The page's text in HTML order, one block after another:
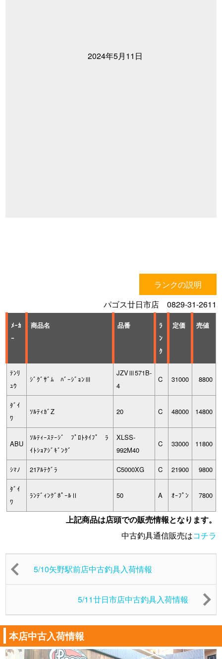
2024年5月11日
ランクの説明
パゴス廿日市店 0829-31-2611
ﾒｰｶ
ｰ
商品名 品番
ﾗ
ﾝ
ｸ
定価 売値
ﾃﾝﾘ
ｭｳ
ｼﾞｸﾞｻﾞﾑ ﾊﾞｰｼﾞｮﾝⅢ
JZVⅢ571B-
4
C 31000 8800
ﾀﾞｲ
ﾜ
ｿﾙﾃｨｶﾞZ 20 C 48000 14800
ABU
ｿﾙﾃｨｰｽﾃｰｼﾞ ﾌﾟﾛﾄﾀｲﾌﾟ ﾗ
ｲﾄｼｮｱｼﾞｷﾞﾝｸﾞ
XLSS-
992M40
C 33000 11800
ｼﾏﾉ 21ｱﾙﾃｸﾞﾗ C5000XG C 21900 9800
ﾀﾞｲ
ﾜ
ﾗﾝﾃﾞｨﾝｸﾞﾎﾟｰﾙⅡ 50 A ｵｰﾌﾟﾝ 7800
上記商品は店頭での販売情報となります。
中古釣具通信販売はコチラ
5/10矢野駅前店中古釣具入荷情報
5/11廿日市店中古釣具入荷情報
本店中古入荷情報